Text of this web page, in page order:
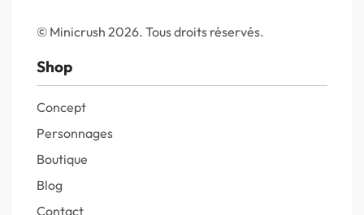
© Minicrush 2026. Tous droits réservés.
Shop
Concept
Personnages
Boutique
Blog
Contact